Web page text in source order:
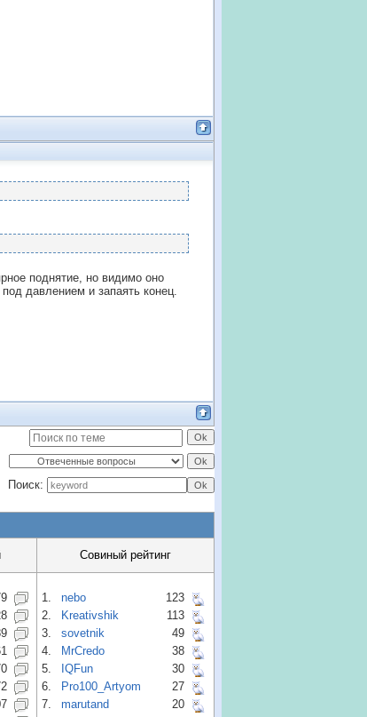
поднятие, но видимо оно
давлением и запаять конец.
Поиск:
Совиный рейтинг
1. nebo
123
2.
Kreativshik
113
3.
sovetnik
49
4.
MrCredo
38
5.
IQFun
30
6.
Pro100_Artyom
27
7.
marutand
20